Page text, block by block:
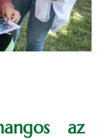
az